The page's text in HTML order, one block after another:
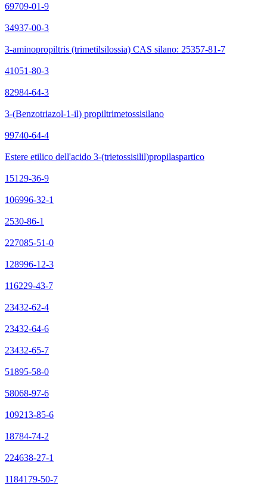
69709-01-9
34937-00-3
3-aminopropiltris (trimetilsilossia) CAS silano: 25357-81-7
41051-80-3
82984-64-3
3-(Benzotriazol-1-il) propiltrimetossisilano
99740-64-4
Estere etilico dell'acido 3-(trietossisilil)propilaspartico
15129-36-9
106996-32-1
2530-86-1
227085-51-0
128996-12-3
116229-43-7
23432-62-4
23432-64-6
23432-65-7
51895-58-0
58068-97-6
109213-85-6
18784-74-2
224638-27-1
1184179-50-7